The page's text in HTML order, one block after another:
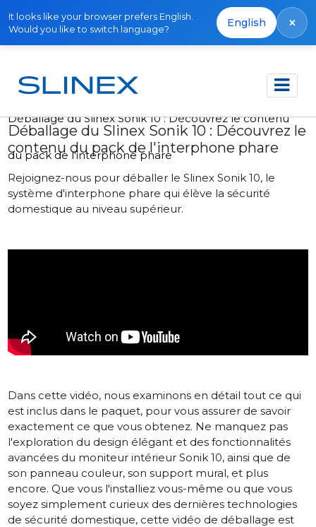
It looks like your browser prefers English.
Would you like to switch language?
English ×
Accueil Actualités
Déballage du Slinex Sonik 10 : Découvrez le contenu
du pack de l'interphone phare
Déballage du Slinex Sonik 10 : Découvrez le
contenu du pack de l'interphone phare
Rejoignez-nous pour déballer le Slinex Sonik 10, le
système d'interphone phare qui élève la sécurité
domestique au niveau supérieur.
Dans cette vidéo, nous examinons en détail tout ce qui
est inclus dans le paquet, pour vous assurer de savoir
exactement ce que vous obtenez. Ne manquez pas
l'exploration du design élégant et des fonctionnalités
avancées du moniteur intérieur Sonik 10, ainsi que de
son panneau couleur, son support mural, et plus
encore. Que vous l'installiez vous-même ou que vous
soyez simplement curieux des dernières technologies
de sécurité domestique, cette vidéo de déballage est